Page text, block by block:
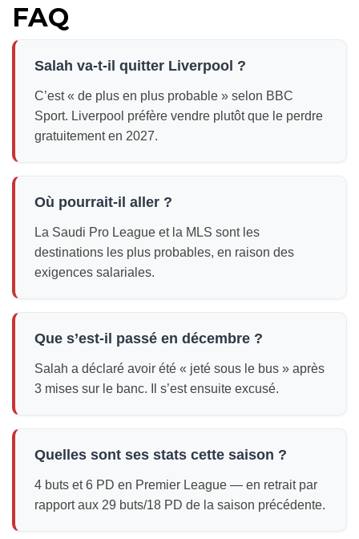
FAQ
Salah va-t-il quitter Liverpool ?
C’est « de plus en plus probable » selon BBC
Sport. Liverpool préfère vendre plutôt que le perdre
gratuitement en 2027.
Où pourrait-il aller ?
La Saudi Pro League et la MLS sont les
destinations les plus probables, en raison des
exigences salariales.
Que s’est-il passé en décembre ?
Salah a déclaré avoir été « jeté sous le bus » après
3 mises sur le banc. Il s’est ensuite excusé.
Quelles sont ses stats cette saison ?
4 buts et 6 PD en Premier League — en retrait par
rapport aux 29 buts/18 PD de la saison précédente.